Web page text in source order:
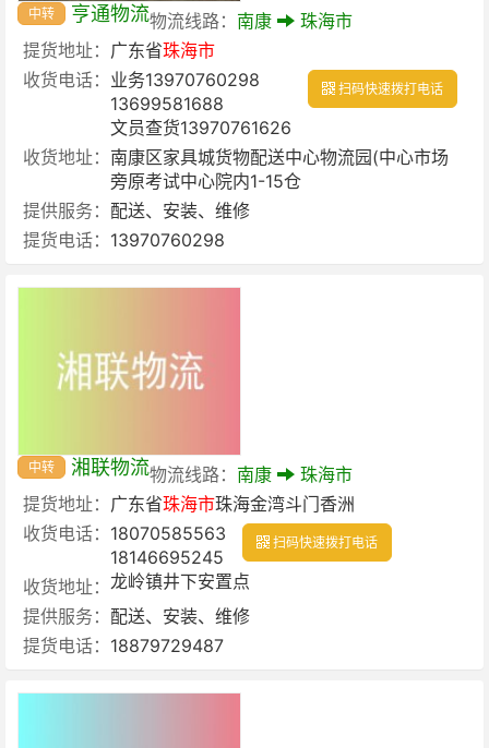
中转 亨通物流物流线路： 南康
珠海市
提货地址： 广东省珠海市
收货电话： 业务13970760298
13699581688
文员查货13970761626
扫码快速拨打电话
收货地址： 南康区家具城货物配送中心物流园(中心市场
旁原考试中心院内1-15仓
提供服务： 配送、安装、维修
提货电话： 13970760298
中转 湘联物流物流线路： 南康
珠海市
提货地址： 广东省珠海市珠海金湾斗门香洲
收货电话： 18070585563
18146695245
扫码快速拨打电话
收货地址： 龙岭镇井下安置点
提供服务： 配送、安装、维修
提货电话： 18879729487